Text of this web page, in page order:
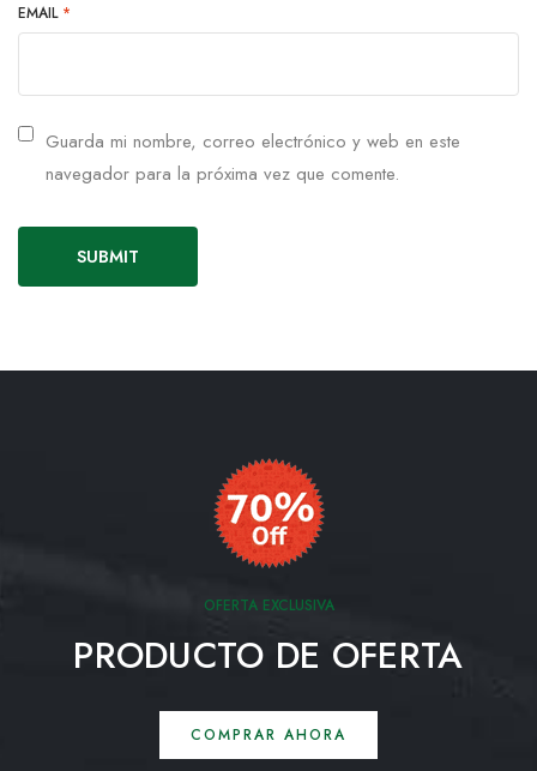
EMAIL *
Guarda mi nombre, correo electrónico y web en este
navegador para la próxima vez que comente.
OFERTA EXCLUSIVA
PRODUCTO DE OFERTA
COMPRAR AHORA